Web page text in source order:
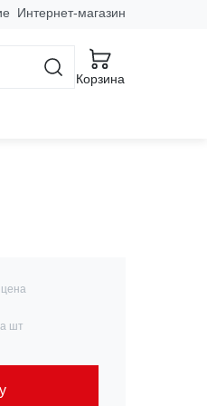
Интернет-магазин
Корзина
шт